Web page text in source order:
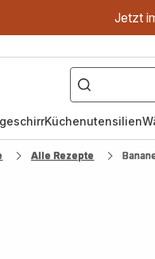
Jetzt
["OptiGrill","Easy
Fry","Pfanne"]
Küchenutensilien
Alle Rezepte